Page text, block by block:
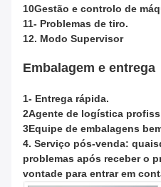
10Gestão e controlo de
11- Problemas de tiro.
12. Modo Supervisor
Embalagem e entrega
1- Entrega rápida.
2Agente de logística
3Equipe de embalagens
4. Serviço pós-venda:
problemas após receber o
vontade para entrar em